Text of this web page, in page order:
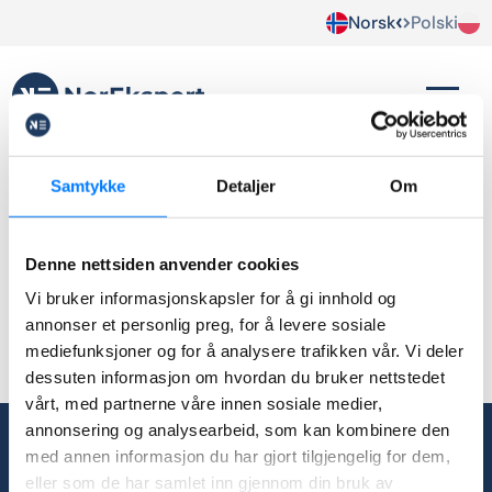
Samtykke Detaljer Om
Denne nettsiden anvender cookies
Vi bruker informasjonskapsler for å gi innhold og
annonser et personlig preg, for å levere sosiale
mediefunksjoner og for å analysere trafikken vår. Vi deler
dessuten informasjon om hvordan du bruker nettstedet
vårt, med partnerne våre innen sosiale medier,
annonsering og analysearbeid, som kan kombinere den
med annen informasjon du har gjort tilgjengelig for dem,
eller som de har samlet inn gjennom din bruk av
Norsk Polski
Om Polen
Brak wpisów.
post@norekspert.no